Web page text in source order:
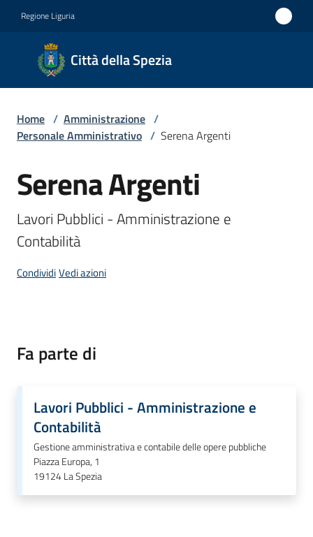
Regione Liguria
Città della Spezia
Città
della
Medaglia
Merito
Civile
Medaglia
d'argento
al Valor
Amministrazione
Servizi
Vivere
Home / Amministrazione /
Personale Amministrativo / Serena Argenti
Salta al contenuto
Serena Argenti
Lavori Pubblici - Amministrazione e
Contabilità
CondividiVedi azioni
Fa parte di
Lavori Pubblici - Amministrazione e
Contabilità
Gestione amministrativa e contabile delle opere pubbliche
Piazza Europa, 1
19124La Spezia